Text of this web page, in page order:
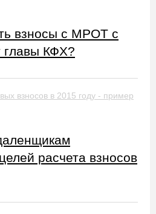
взносы с МРОТ с
главы КФХ?
взносов в 2015 году - пример
расчета взносов